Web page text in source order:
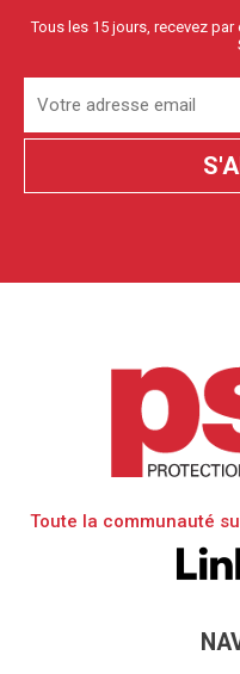
Tous les 15 jours, recevez
Toute la communauté